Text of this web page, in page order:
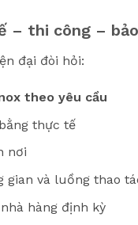
– thi công –
đại đòi hỏi:
theo yêu cầu
thực tế
nơi
gian và luồng thao
hàng định kỳ